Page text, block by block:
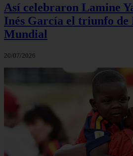
Así celebraron Lamine
Inés García el triunfo de
Mundial
20/07/2026